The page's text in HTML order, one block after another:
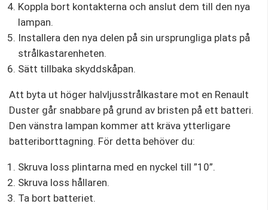
Koppla bort kontakterna och anslut dem till den nya
lampan.
Installera den nya delen på sin ursprungliga plats på
strålkastarenheten.
Sätt tillbaka skyddskåpan.
Att byta ut höger halvljusstrålkastare mot en Renault
Duster går snabbare på grund av bristen på ett batteri.
Den vänstra lampan kommer att kräva ytterligare
batteriborttagning. För detta behöver du:
Skruva loss plintarna med en nyckel till ”10”.
Skruva loss hållaren.
Ta bort batteriet.